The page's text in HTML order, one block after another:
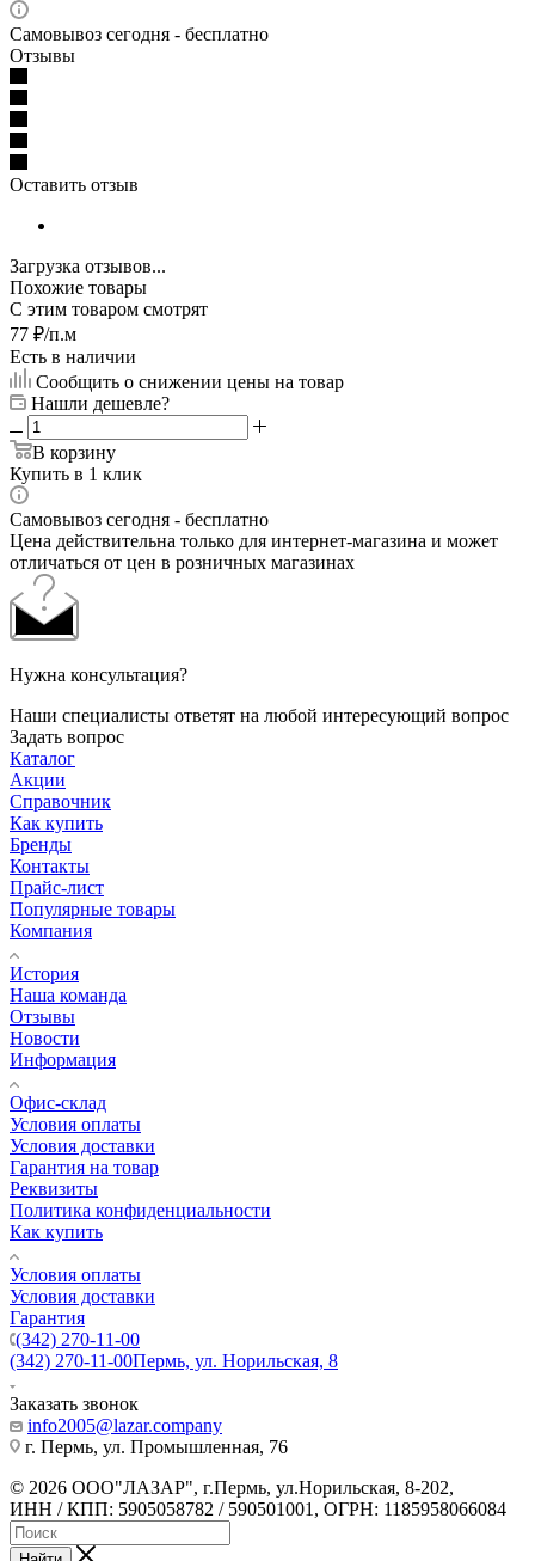
Самовывоз сегодня - бесплатно
Отзывы
Оставить отзыв
Загрузка отзывов...
Похожие товары
С этим товаром смотрят
77 ₽/п.м
Есть в наличии
Сообщить о снижении цены на товар
Нашли дешевле?
В корзину
Купить в 1 клик
Самовывоз сегодня - бесплатно
Цена действительна только для интернет-магазина и может
отличаться от цен в розничных магазинах
Нужна консультация?
Наши специалисты ответят на любой интересующий вопрос
Задать вопрос
Каталог
Акции
Справочник
Как купить
Бренды
Контакты
Прайс-лист
Популярные товары
Компания
История
Наша команда
Отзывы
Новости
Информация
Офис-склад
Условия оплаты
Условия доставки
Гарантия на товар
Реквизиты
Политика конфиденциальности
Как купить
Условия оплаты
Условия доставки
Гарантия
(342) 270-11-00
(342) 270-11-00Пермь, ул. Норильская, 8
Заказать звонок
info2005@lazar.company
г. Пермь, ул. Промышленная, 76
© 2026 ООО"ЛАЗАР", г.Пермь, ул.Норильская, 8-202,
ИНН / КПП: 5905058782 / 590501001, ОГРН: 1185958066084